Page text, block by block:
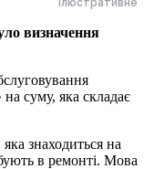
визначення
суму, яка складає
знаходиться на
в ремонті. Мова